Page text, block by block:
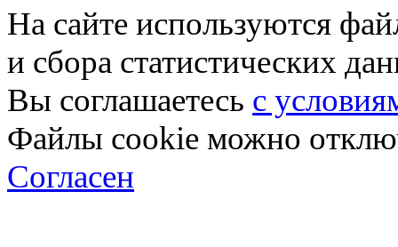
На сайте используются
и сбора статистических
Вы соглашаетесь с
Файлы cookie можно
Согласен